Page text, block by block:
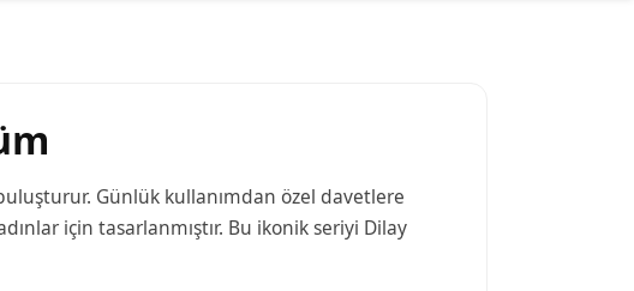
Günlük kullanımdan özel davetlere
için tasarlanmıştır. Bu ikonik seriyi Dilay